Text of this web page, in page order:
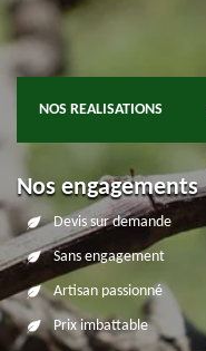
NOS REALISATIONS
Nos engagements
Devis sur demande
Sans engagement
Artisan passionné
Prix imbattable